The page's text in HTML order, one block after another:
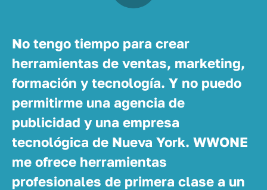
No tengo tiempo para crear
herramientas de ventas, marketing,
formación y tecnología. Y no puedo
permitirme una agencia de
publicidad y una empresa
tecnológica de Nueva York. WWONE
me ofrece herramientas
profesionales de primera clase a un